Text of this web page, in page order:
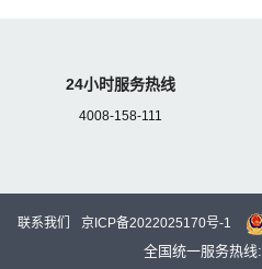
24小时服务热线
4008-158-111
联系我们 京ICP备2022025170号-1
全国统一服务热线